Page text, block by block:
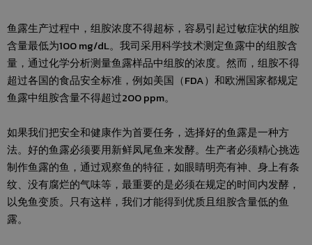
鱼露生产过程中，组胺浓度不得超标，容易引起过敏症状的组胺
含量最低为100 mg/dL。我司采用科学技术测定鱼露中的组胺含
量，通过化学分析测量鱼露样品中组胺的浓度。然而，组胺不得
超过各国的食品安全标准，例如美国（FDA）和欧洲国家都规定
鱼露中组胺含量不得超过200 ppm。
如果我们把安全和健康作为首要任务，选择好的鱼露是一种方
法。好的鱼露必须要用新鲜凤尾鱼来发酵。生产者必须精心挑选
制作鱼露的鱼，通过观察鱼的特征，如眼睛明亮有神、身上有条
纹、没有腐烂的气味等，最重要的是必须在规定的时间内发酵，
以免鱼变质。只有这样，我们才能得到优质且组胺含量低的鱼
露。